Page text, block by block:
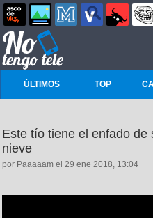
ÚLTIMOS TOP
Este tío tiene el enfado
nieve
por Paaaaam el 29 ene 2018, 13:04